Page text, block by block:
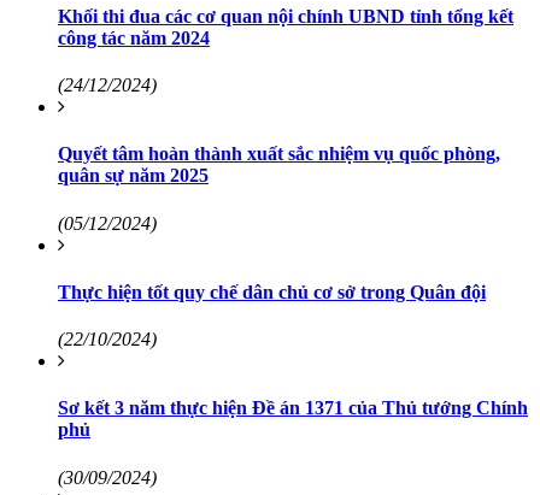
Khối thi đua các cơ quan nội chính UBND tỉnh tổng kết
công tác năm 2024
(24/12/2024)
Quyết tâm hoàn thành xuất sắc nhiệm vụ quốc phòng,
quân sự năm 2025
(05/12/2024)
Thực hiện tốt quy chế dân chủ cơ sở trong Quân đội
(22/10/2024)
Sơ kết 3 năm thực hiện Đề án 1371 của Thủ tướng Chính
phủ
(30/09/2024)